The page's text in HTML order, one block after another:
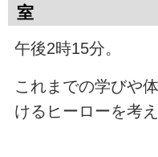
室
午後2時15分。
これまでの学びや
けるヒーローを考え